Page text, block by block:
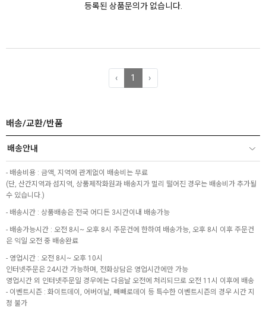
등록된 상품문의가 없습니다.
‹ 1 ›
배송/교환/반품
배송안내
- 배송비용 : 금액, 지역에 관계없이 배송비는 무료
(단, 산간지역과 섬지역, 상품제작화원과 배송지가 멀리 떨어진 경우는 배송비가 추가될
수 있습니다.)
- 배송시간 : 상품배송은 전국 어디든 3시간이내 배송가능
- 배송가능시간 : 오전 8시~ 오후 8시 주문건에 한하여 배송가능, 오후 8시 이후 주문건
은 익일 오전 중 배송완료
- 영업시간 : 오전 8시~ 오후 10시
인터넷주문은 24시간 가능하며, 전화상담은 영업시간에만 가능
영업시간 외 인터넷주문일 경우에는 다음날 오전에 처리되므로 오전 11시 이후에 배송
- 이벤트시즌 : 화이트데이, 어버이날, 빼빼로데이 등 특수한 이벤트시즌의 경우 시간 지
정 불가